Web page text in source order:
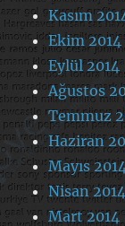
Kasım
Ekim 2014
Eylül 2014
Ağustos
Temmuz
Haziran
Mayıs
Nisan 2014
Mart 2014